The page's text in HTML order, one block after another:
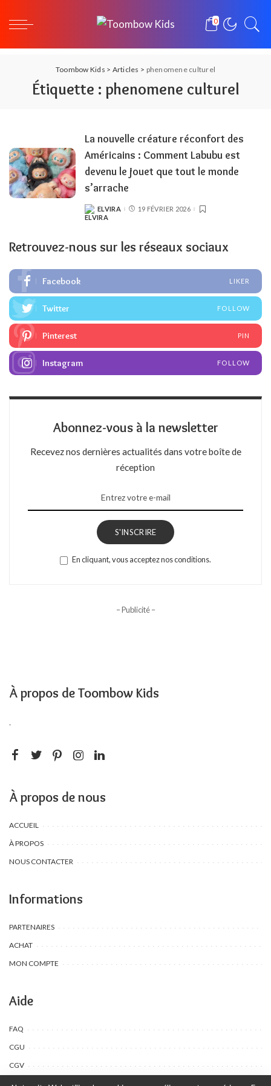
0
Toombow Kids > Articles > phenomene culturel
Étiquette : phenomene culturel
La nouvelle créature réconfort des
Américains : Comment Labubu est
devenu le jouet que tout le monde
s’arrache
POSTED
BY
ELVIRA 19 FÉVRIER 2026
Retrouvez-nous sur les réseaux sociaux
Facebook LIKER
Twitter FOLLOW
Pinterest PIN
Instagram FOLLOW
Abonnez-vous à la newsletter
Recevez nos dernières actualités dans votre boîte de
réception
S'INSCRIRE
En cliquant, vous acceptez nos conditions.
– Publicité –
À propos de Toombow Kids
.
À propos de nous
ACCUEIL
À PROPOS
NOUS CONTACTER
Informations
PARTENAIRES
ACHAT
MON COMPTE
Aide
FAQ
CGU
CGV